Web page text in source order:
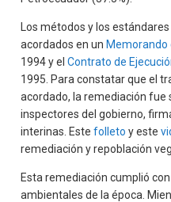
Los métodos y los
acordados en un Memorando
1994 y elContrato de
1995. Para constatar que el
acordado, la remediación fue
inspectores del gobierno,
interinas. Estefolletoy este
remediación y repoblación
Esta remediación cumplió
ambientales de la época.